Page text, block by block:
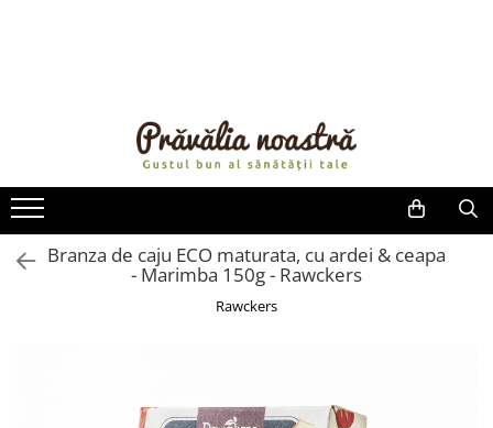
ULEIURI ȘI UNTURI
MĂSLINE
NUCI ȘI SEMINȚE
FRUCTE DESHIDRATATE
ÎNDULCITORI NATURALI / MIERE
FĂINĂ FĂRĂ GLUTEN
Branza de caju ECO maturata, cu ardei & ceapa
- Marimba 150g - Rawckers
Rawckers